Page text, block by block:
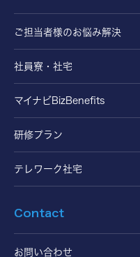
ご担当者様のお悩み解決
社員寮・社宅
マイナビBizBenefits
研修プラン
テレワーク社宅
Contact
お問い合わせ